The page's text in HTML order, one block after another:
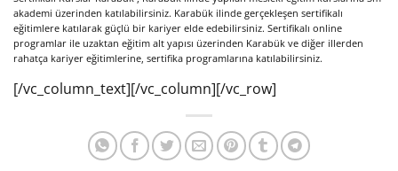
akademi üzerinden katılabilirsiniz. Karabük ilinde gerçekleşen sertifikalı
eğitimlere katılarak güçlü bir kariyer elde edebilirsiniz. Sertifikalı online
programlar ile uzaktan eğitim alt yapısı üzerinden Karabük ve diğer illerden
rahatça kariyer eğitimlerine, sertifika programlarına katılabilirsiniz.
[/vc_column_text][/vc_column][/vc_row]